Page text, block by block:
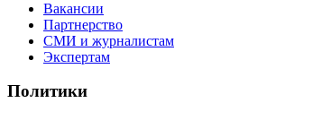
Вакансии
Партнерство
СМИ и журналистам
Экспертам
Политики